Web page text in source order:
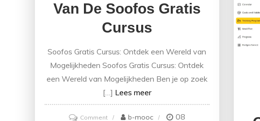
Van De Soofos Gratis
Cursus
Soofos Gratis Cursus: Ontdek een Wereld van
Mogelijkheden Soofos Gratis Cursus: Ontdek
een Wereld van Mogelijkheden Ben je op zoek
[…] Lees meer
Commenton
b-mooc
08